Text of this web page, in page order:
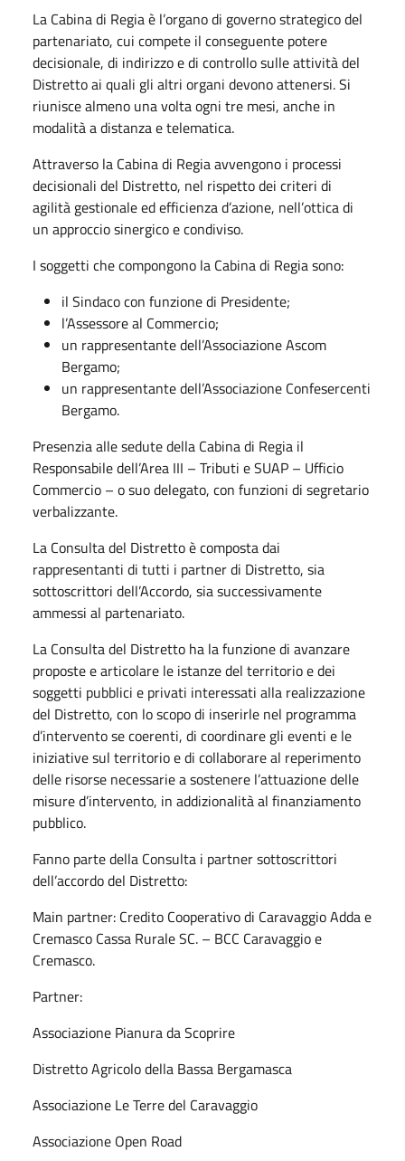
La Cabina di Regia è l’organo di governo strategico del
partenariato, cui compete il conseguente potere
decisionale, di indirizzo e di controllo sulle attività del
Distretto ai quali gli altri organi devono attenersi. Si
riunisce almeno una volta ogni tre mesi, anche in
modalità a distanza e telematica.
Attraverso la Cabina di Regia avvengono i processi
decisionali del Distretto, nel rispetto dei criteri di
agilità gestionale ed efficienza d’azione, nell’ottica di
un approccio sinergico e condiviso.
I soggetti che compongono la Cabina di Regia sono:
il Sindaco con funzione di Presidente;
l’Assessore al Commercio;
un rappresentante dell’Associazione Ascom
Bergamo;
un rappresentante dell’Associazione Confesercenti
Bergamo.
Presenzia alle sedute della Cabina di Regia il
Responsabile dell’Area III – Tributi e SUAP – Ufficio
Commercio – o suo delegato, con funzioni di segretario
verbalizzante.
La Consulta del Distretto è composta dai
rappresentanti di tutti i partner di Distretto, sia
sottoscrittori dell’Accordo, sia successivamente
ammessi al partenariato.
La Consulta del Distretto ha la funzione di avanzare
proposte e articolare le istanze del territorio e dei
soggetti pubblici e privati interessati alla realizzazione
del Distretto, con lo scopo di inserirle nel programma
d’intervento se coerenti, di coordinare gli eventi e le
iniziative sul territorio e di collaborare al reperimento
delle risorse necessarie a sostenere l’attuazione delle
misure d’intervento, in addizionalità al finanziamento
pubblico.
Fanno parte della Consulta i partner sottoscrittori
dell’accordo del Distretto:
Main partner: Credito Cooperativo di Caravaggio Adda e
Cremasco Cassa Rurale SC. – BCC Caravaggio e
Cremasco.
Partner:
Associazione Pianura da Scoprire
Distretto Agricolo della Bassa Bergamasca
Associazione Le Terre del Caravaggio
Associazione Open Road